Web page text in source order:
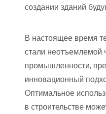
создании зданий
В настоящее время
стали неотъемлемой
промышленности,
инновационный
Оптимальное
в строительстве